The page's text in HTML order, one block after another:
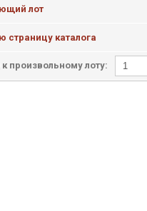
лот
страницу каталога
произвольному лоту: